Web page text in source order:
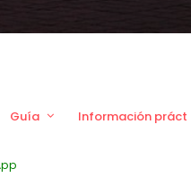
Guía Información